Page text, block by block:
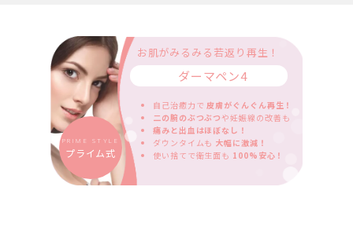
ダーマペン4
PRIME STYLE
プライム式
自己治癒力で皮膚がぐんぐん再生！
二の腕のぶつぶつ や妊娠線の改善も
痛みと出血はほぼなし！
ダウンタイムも 大幅に激減！
使い捨てで衛生面も 100%安心！
お肌がみるみる若返り再生！